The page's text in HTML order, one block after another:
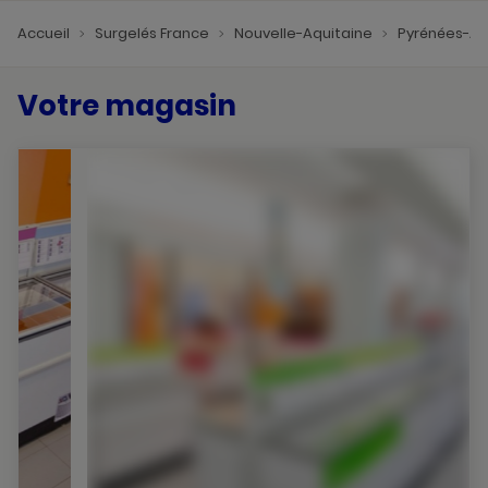
Accueil Surgelés France Nouvelle-Aquitaine Pyrénées-
Votre magasin